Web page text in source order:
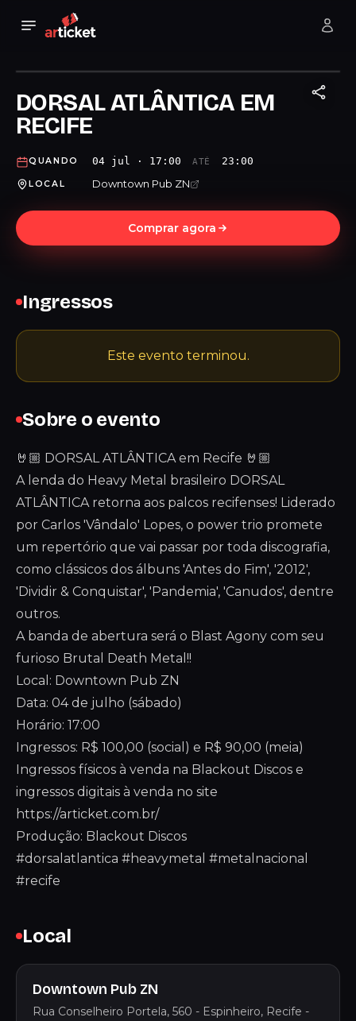
DORSAL ATLÂNTICA EM
RECIFE
QUANDO 04 jul · 17:00 ATÉ 23:00
LOCAL Downtown Pub ZN
Comprar agora
Sobre o evento
🤘🏼 DORSAL ATLÂNTICA em Recife 🤘🏼
A lenda do Heavy Metal brasileiro DORSAL
ATLÂNTICA retorna aos palcos recifenses! Liderado
por Carlos 'Vândalo' Lopes, o power trio promete
um repertório que vai passar por toda discografia,
como clássicos dos álbuns 'Antes do Fim', '2012',
'Dividir & Conquistar', 'Pandemia', 'Canudos', dentre
outros.
A banda de abertura será o Blast Agony com seu
furioso Brutal Death Metal!!
Local: Downtown Pub ZN
Data: 04 de julho (sábado)
Horário: 17:00
Ingressos: R$ 100,00 (social) e R$ 90,00 (meia)
Ingressos físicos à venda na Blackout Discos e
ingressos digitais à venda no site
https://articket.com.br/
Produção: Blackout Discos
#dorsalatlantica #heavymetal #metalnacional
#recife
Local
Downtown Pub ZN
Rua Conselheiro Portela, 560 - Espinheiro, Recife -
Ingressos
Este evento terminou.